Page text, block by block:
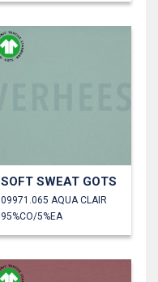
SOFT SWEAT GOTS
09971.065 AQUA CLAIR
95%CO/5%EA